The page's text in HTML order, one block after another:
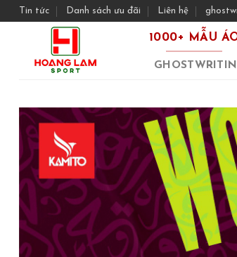
SkipTin tức Danh sách ưu đãi Liên hệ
1000+ MẪU